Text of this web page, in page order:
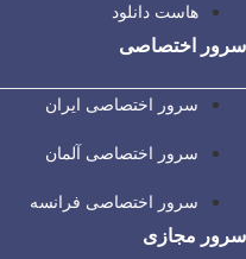
هاست دانلود
سرور اختصاصی
سرور اختصاصی ایران
سرور اختصاصی آلمان
سرور اختصاصی فرانسه
سرور مجازی